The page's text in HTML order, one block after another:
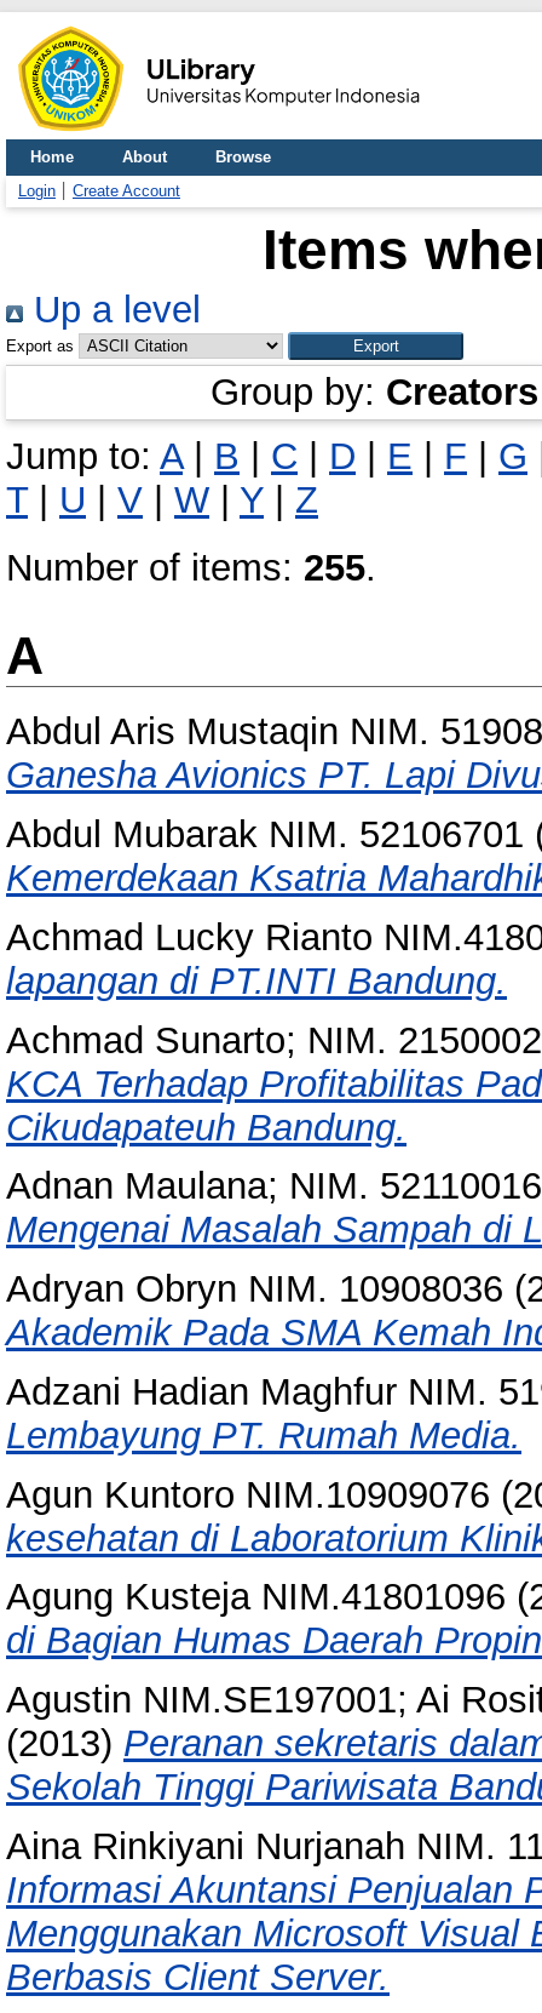
Home About
Browse
Login
Create Account
Items
Up a level
Export as
Group by: Creators
Jump to: A| B C D E F G
T| U V W Y
Z
Number of items: 255.
A
Abdul Aris Mustaqin NIM.
Ganesha Avionics PT. Lapi
Abdul Mubarak NIM. 52106701
Kemerdekaan Ksatria
Achmad Lucky Rianto
lapangan di PT.INTI Bandung.
Achmad Sunarto; NIM. 2150002
KCA Terhadap Profitabilitas
Cikudapateuh Bandung.
Adnan Maulana; NIM. 52110016
Mengenai Masalah Sampah di
Adryan Obryn NIM. 10908036
Akademik Pada SMA Kemah
Adzani Hadian Maghfur NIM.
Lembayung PT. Rumah Media.
Agun Kuntoro NIM.10909076
kesehatan di Laboratorium
Agung Kusteja NIM.41801096
di Bagian Humas Daerah
Agustin NIM.SE197001; Ai
(2013) Peranan sekretaris
Sekolah Tinggi Pariwisata
Aina Rinkiyani Nurjanah NIM.
Informasi Akuntansi Penjualan
Menggunakan Microsoft Visual
Berbasis Client Server.